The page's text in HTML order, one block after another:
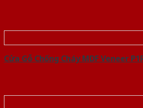
Cửa Gỗ Chống Cháy MDF Veneer